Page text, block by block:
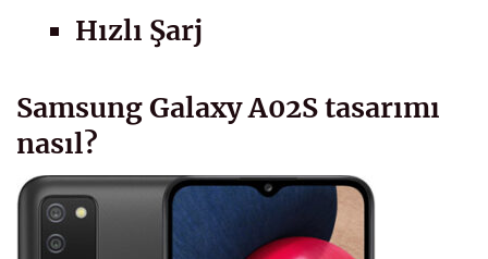
Hızlı Şarj
Samsung Galaxy A02S tasarımı
nasıl?